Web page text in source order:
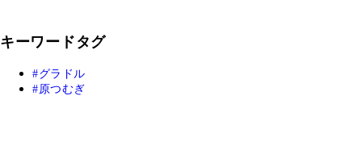
キーワードタグ
グラドル
原つむぎ